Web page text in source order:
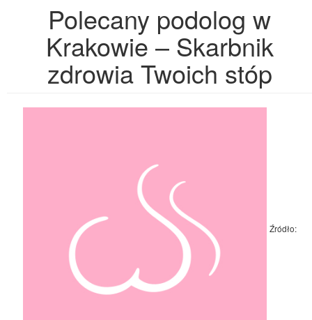
Polecany podolog w
Krakowie – Skarbnik
zdrowia Twoich stóp
Źródło: